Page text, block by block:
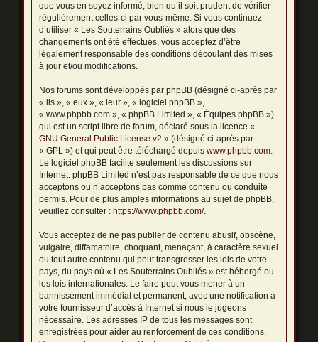
que vous en soyez informé, bien qu’il soit prudent de vérifier
régulièrement celles-ci par vous-même. Si vous continuez
d’utiliser « Les Souterrains Oubliés » alors que des
changements ont été effectués, vous acceptez d’être
légalement responsable des conditions découlant des mises
à jour et/ou modifications.
Nos forums sont développés par phpBB (désigné ci-après par
« ils », « eux », « leur », « logiciel phpBB »,
« www.phpbb.com », « phpBB Limited », « Équipes phpBB »)
qui est un script libre de forum, déclaré sous la licence «
GNU General Public License v2 » (désigné ci-après par
« GPL ») et qui peut être téléchargé depuiswww.phpbb.com.
Le logiciel phpBB facilite seulement les discussions sur
Internet. phpBB Limited n’est pas responsable de ce que nous
acceptons ou n’acceptons pas comme contenu ou conduite
permis. Pour de plus amples informations au sujet de phpBB,
veuillez consulter : https://www.phpbb.com/.
Vous acceptez de ne pas publier de contenu abusif, obscène,
vulgaire, diffamatoire, choquant, menaçant, à caractère sexuel
ou tout autre contenu qui peut transgresser les lois de votre
pays, du pays où « Les Souterrains Oubliés » est hébergé ou
les lois internationales. Le faire peut vous mener à un
bannissement immédiat et permanent, avec une notification à
votre fournisseur d’accès à Internet si nous le jugeons
nécessaire. Les adresses IP de tous les messages sont
enregistrées pour aider au renforcement de ces conditions.